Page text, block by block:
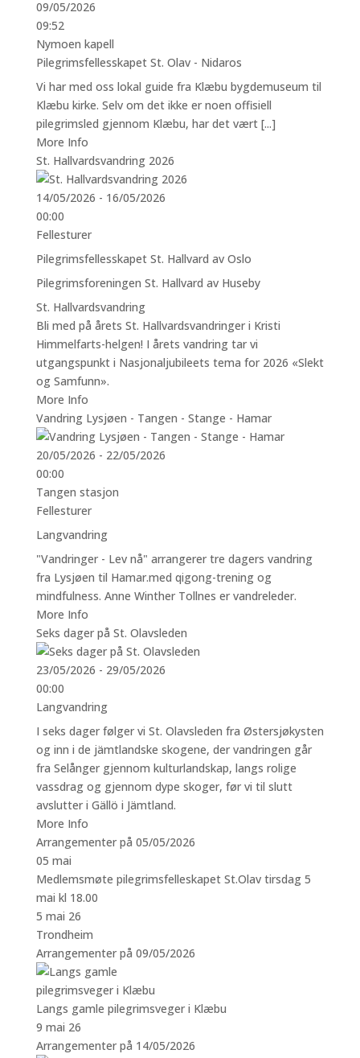
09/05/2026
09:52
Nymoen kapell
Pilegrimsfellesskapet St. Olav - Nidaros
Vi har med oss lokal guide fra Klæbu bygdemuseum til
Klæbu kirke. Selv om det ikke er noen offisiell
pilegrimsled gjennom Klæbu, har det vært [...]
More Info
St. Hallvardsvandring 2026
14/05/2026 - 16/05/2026
00:00
Fellesturer
Pilegrimsfellesskapet St. Hallvard av Oslo
Pilegrimsforeningen St. Hallvard av Huseby
St. Hallvardsvandring
Bli med på årets St. Hallvardsvandringer i Kristi
Himmelfarts-helgen! I årets vandring tar vi
utgangspunkt i Nasjonaljubileets tema for 2026 «Slekt
og Samfunn».
More Info
Vandring Lysjøen - Tangen - Stange - Hamar
20/05/2026 - 22/05/2026
00:00
Tangen stasjon
Fellesturer
Langvandring
"Vandringer - Lev nå" arrangerer tre dagers vandring
fra Lysjøen til Hamar.med qigong-trening og
mindfulness. Anne Winther Tollnes er vandreleder.
More Info
Seks dager på St. Olavsleden
23/05/2026 - 29/05/2026
00:00
Langvandring
I seks dager følger vi St. Olavsleden fra Østersjøkysten
og inn i de jämtlandske skogene, der vandringen går
fra Selånger gjennom kulturlandskap, langs rolige
vassdrag og gjennom dype skoger, før vi til slutt
avslutter i Gällö i Jämtland.
More Info
Arrangementer på 05/05/2026
05 mai
Medlemsmøte pilegrimsfelleskapet St.Olav tirsdag 5
mai kl 18.00
5 mai 26
Trondheim
Arrangementer på 09/05/2026
Langs gamle pilegrimsveger i Klæbu
9 mai 26
Arrangementer på 14/05/2026